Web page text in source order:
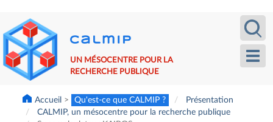
au
contenu
principal
UN MÉSOCENTRE POUR LA
RECHERCHE PUBLIQUE
Accueil Qu'est-ce que CALMIP ?
Présentation
CALMIP, un mésocentre pour la recherche publique